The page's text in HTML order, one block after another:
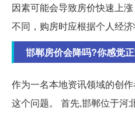
因素可能会导致房价快速上
不同，购房时应根据个人经济
邯郸房价会降吗?你感觉
作为一名本地资讯领域的创
这个问题。 首先,邯郸位于河